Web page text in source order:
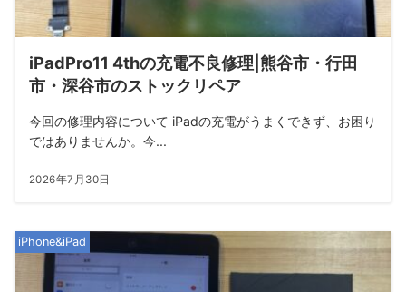
iPadPro11 4thの充電不良修理|熊谷市・行田
市・深谷市のストックリペア
今回の修理内容について iPadの充電がうまくできず、お困り
ではありませんか。今...
2026年7月30日
iPhone&iPad